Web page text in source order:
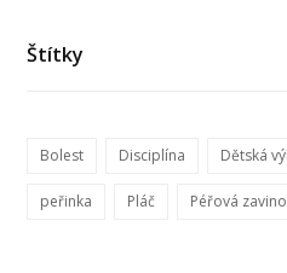
Štítky
Bolest Disciplína Dětská
peřinka Pláč Péřová